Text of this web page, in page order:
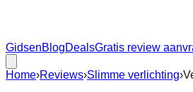
GidsenBlogDealsGratis review
Home›Reviews›Slimme verlichting›